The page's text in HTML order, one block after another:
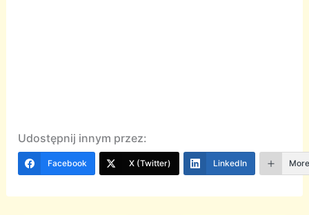
Udostępnij innym przez:
Facebook X (Twitter) LinkedIn